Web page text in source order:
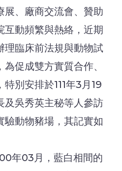
展、廠商交流會、贊助
互動頻繁與熱絡，近期
理臨床前法規與動物試
促成雙方實質合作、
別安排於111年3月19
及吳秀英主秘等人參訪
驗動物豬場，其記實如
年03月，藍白相間的